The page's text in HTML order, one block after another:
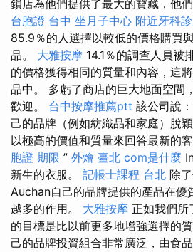
鎖店為他們提供了最大的寶藏，他
台胞證 台中 坐月子中心 附近牙科
85.9％的人選擇以較低的價格購買
品。 大雅按摩 14.1％的調查人員被
的價格獲得相同的質量和內容，這
品中。 多虧了商店的巨大地面空間
歡迎。 台中按摩推薦ptt 該公司說
己的品牌（例如紡織品和家庭）脫
以極高的價值和質量來回答最新的
胞證 期限 ” 外燴 臺北 com是什麼
新生的衣服。 記帳士課程 台北 除
Auchan自己的品牌提供的產品在優
越多的作用。 大雅按摩 正如我們所
的目標是比以前更多地增強選擇的
己的品牌投資組合非常廣泛，由食